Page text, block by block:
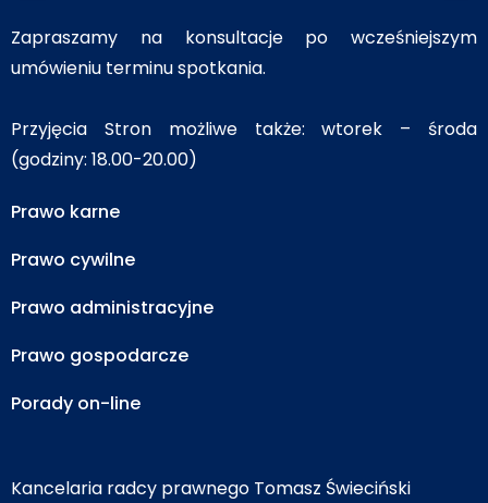
Zapraszamy na konsultacje po wcześniejszym
umówieniu terminu spotkania.
Przyjęcia Stron możliwe także: wtorek – środa
(godziny: 18.00-20.00)
Prawo karne
Prawo cywilne
Prawo administracyjne
Prawo gospodarcze
Porady on-line
Kancelaria radcy prawnego Tomasz Świeciński